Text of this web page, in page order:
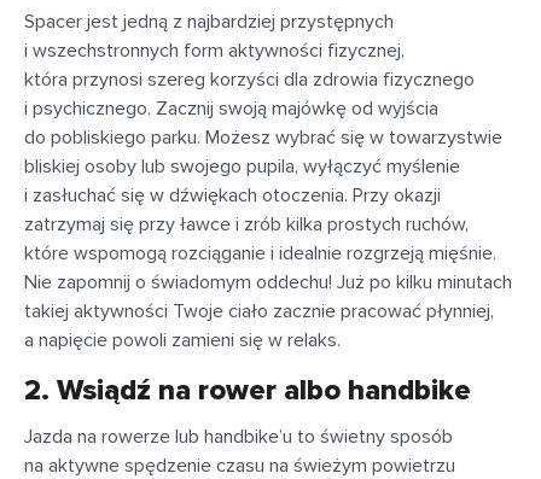
Spacer jest jedną z najbardziej przystępnych
i wszechstronnych form aktywności fizycznej,
która przynosi szereg korzyści dla zdrowia fizycznego
i psychicznego. Zacznij swoją majówkę od wyjścia
do pobliskiego parku. Możesz wybrać się w towarzystwie
bliskiej osoby lub swojego pupila, wyłączyć myślenie
i zasłuchać się w dźwiękach otoczenia. Przy okazji
zatrzymaj się przy ławce i zrób kilka prostych ruchów,
które wspomogą rozciąganie i idealnie rozgrzeją mięśnie.
Nie zapomnij o świadomym oddechu! Już po kilku minutach
takiej aktywności Twoje ciało zacznie pracować płynniej,
a napięcie powoli zamieni się w relaks.
2. Wsiądź na rower albo handbike
Jazda na rowerze lub handbike’u to świetny sposób
na aktywne spędzenie czasu na świeżym powietrzu